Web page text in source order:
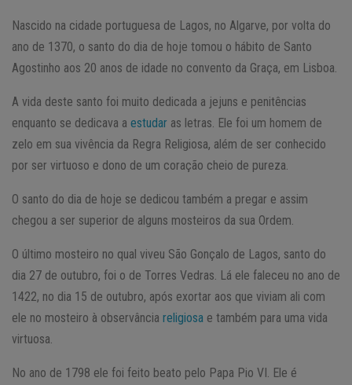
Nascido na cidade portuguesa de Lagos, no Algarve, por volta do
ano de 1370, o santo do dia de hoje tomou o hábito de Santo
Agostinho aos 20 anos de idade no convento da Graça, em Lisboa.
A vida deste santo foi muito dedicada a jejuns e penitências
enquanto se dedicava a estudar as letras. Ele foi um homem de
zelo em sua vivência da Regra Religiosa, além de ser conhecido
por ser virtuoso e dono de um coração cheio de pureza.
O santo do dia de hoje se dedicou também a pregar e assim
chegou a ser superior de alguns mosteiros da sua Ordem.
O último mosteiro no qual viveu São Gonçalo de Lagos, santo do
dia 27 de outubro, foi o de Torres Vedras. Lá ele faleceu no ano de
1422, no dia 15 de outubro, após exortar aos que viviam ali com
ele no mosteiro à observância religiosa e também para uma vida
virtuosa.
No ano de 1798 ele foi feito beato pelo Papa Pio VI. Ele é